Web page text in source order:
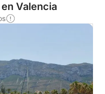
Valencia